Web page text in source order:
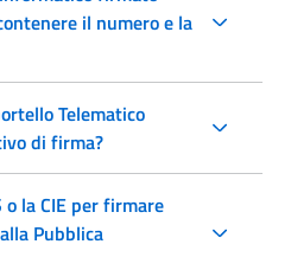
il numero e la
Telematico
di firma?
o la CIE per firmare
Pubblica